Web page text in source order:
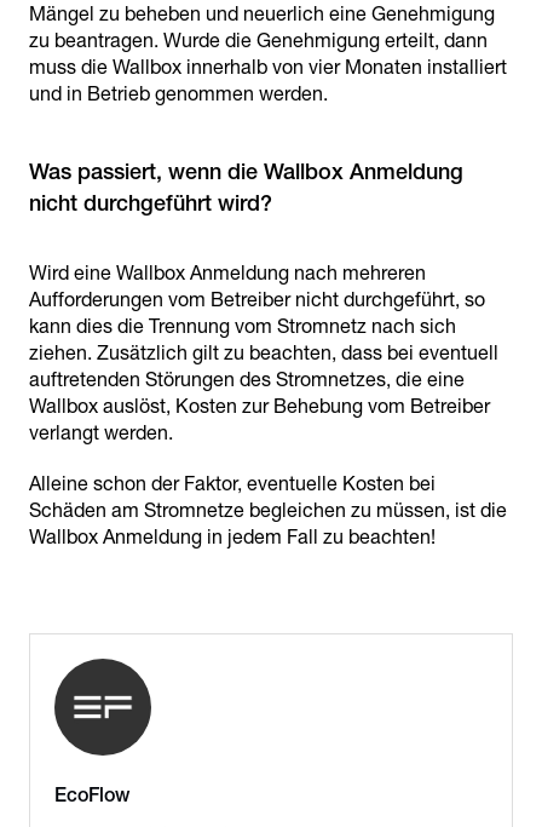
Mängel zu beheben und neuerlich eine Genehmigung
zu beantragen. Wurde die Genehmigung erteilt, dann
muss die Wallbox innerhalb von vier Monaten installiert
und in Betrieb genommen werden.
Was passiert, wenn die Wallbox Anmeldung
nicht durchgeführt wird?
Wird eine Wallbox Anmeldung nach mehreren
Aufforderungen vom Betreiber nicht durchgeführt, so
kann dies die Trennung vom Stromnetz nach sich
ziehen. Zusätzlich gilt zu beachten, dass bei eventuell
auftretenden Störungen des Stromnetzes, die eine
Wallbox auslöst, Kosten zur Behebung vom Betreiber
verlangt werden.
Alleine schon der Faktor, eventuelle Kosten bei
Schäden am Stromnetze begleichen zu müssen, ist die
Wallbox Anmeldung in jedem Fall zu beachten!
EcoFlow